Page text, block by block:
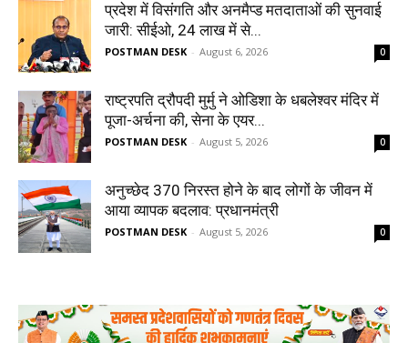
प्रदेश में विसंगति और अनमैप्ड मतदाताओं की सुनवाई
जारी: सीईओ, 24 लाख में से...
POSTMAN DESK - August 6, 2026 0
राष्ट्रपति द्रौपदी मुर्मु ने ओडिशा के धबलेश्वर मंदिर में
पूजा-अर्चना की, सेना के एयर...
POSTMAN DESK - August 5, 2026 0
अनुच्छेद 370 निरस्त होने के बाद लोगों के जीवन में
आया व्यापक बदलाव: प्रधानमंत्री
POSTMAN DESK - August 5, 2026 0